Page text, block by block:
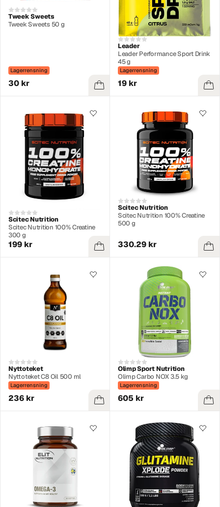
Tweek Sweets
Tweek Sweets 50 g
Lagerrensning
30 kr
Leader
Leader Performance Sport Drink
45 g
Lagerrensning
19 kr
Scitec Nutrition
Scitec Nutrition 100% Creatine
300 g
199 kr
Scitec Nutrition
Scitec Nutrition 100% Creatine
500 g
330.29 kr
Nyttoteket
Nyttoteket C8 Oil 500 ml
Lagerrensning
236 kr
Olimp Sport Nutrition
Olimp Carbo NOX 3.5 kg
Lagerrensning
605 kr